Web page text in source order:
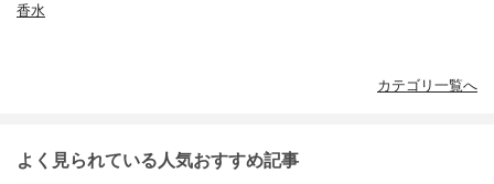
香水
カテゴリ一覧へ
よく見られている人気おすすめ記事